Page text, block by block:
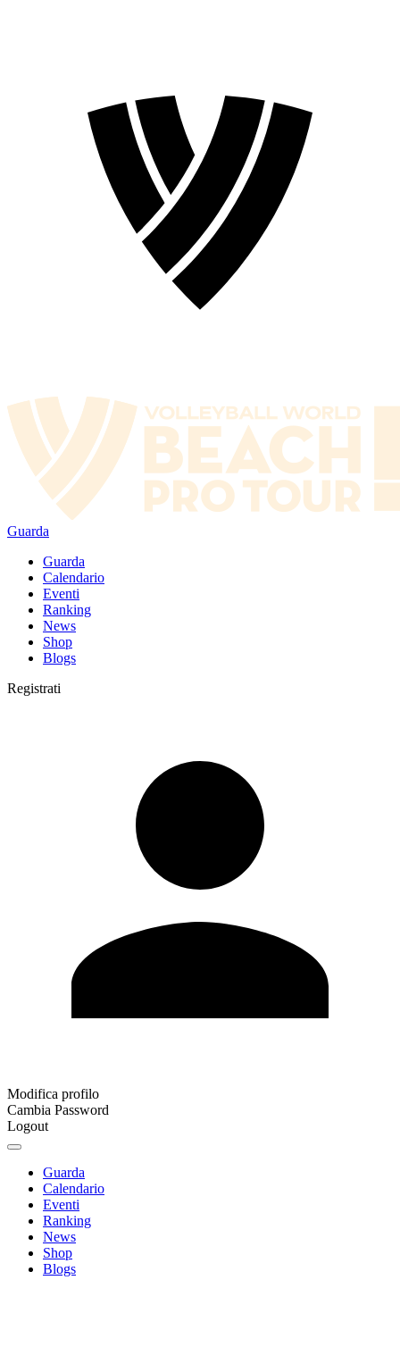
Guarda
Guarda
Calendario
Eventi
Ranking
News
Shop
Blogs
Registrati
Modifica profilo
Cambia Password
Logout
Guarda
Calendario
Eventi
Ranking
News
Shop
Blogs